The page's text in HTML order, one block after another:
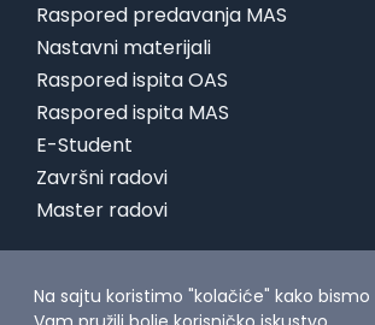
Raspored predavanja MAS
Nastavni materijali
Raspored ispita OAS
Raspored ispita MAS
E-Student
Završni radovi
Master radovi
Na sajtu koristimo "kolačiće" kako bismo